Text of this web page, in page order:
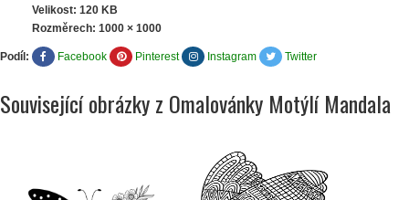
Velikost: 120 KB
Rozměrech: 1000 × 1000
Podíl: Facebook Pinterest Instagram Twitter
Související obrázky z Omalovánky Motýlí Mandala